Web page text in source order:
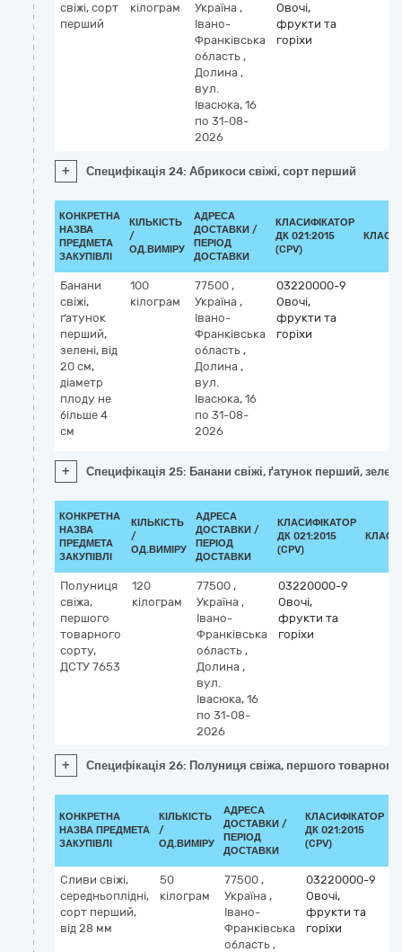
свіжі, сорт
перший
кілограм
Україна ,
Івано-
Франківська
область ,
Долина ,
вул.
Івасюка, 16
по 31-08-
2026
Овочі,
фрукти та
горіхи
+ Специфікація 24: Абрикоси свіжі, сорт перший
КОНКРЕТНА
НАЗВА
ПРЕДМЕТА
ЗАКУПІВЛІ
КІЛЬКІСТЬ
/
ОД.ВИМІРУ
АДРЕСА
ДОСТАВКИ /
ПЕРІОД
ДОСТАВКИ
КЛАСИФІКАТОР
ДК 021:2015
(CPV)
Банани
свіжі,
ґатунок
перший,
зелені, від
20 см,
діаметр
плоду не
більше 4
см
100
кілограм
77500 ,
Україна ,
Івано-
Франківська
область ,
Долина ,
вул.
Івасюка, 16
по 31-08-
2026
03220000-9
Овочі,
фрукти та
горіхи
+ Специфікація 25: Банани свіжі, ґатунок перший,
КОНКРЕТНА
НАЗВА
ПРЕДМЕТА
ЗАКУПІВЛІ
КІЛЬКІСТЬ
/
ОД.ВИМІРУ
АДРЕСА
ДОСТАВКИ /
ПЕРІОД
ДОСТАВКИ
КЛАСИФІКАТОР
ДК 021:2015
(CPV)
Полуниця
свіжа,
першого
товарного
сорту,
ДСТУ 7653
120
кілограм
77500 ,
Україна ,
Івано-
Франківська
область ,
Долина ,
вул.
Івасюка, 16
по 31-08-
2026
03220000-9
Овочі,
фрукти та
горіхи
+ Специфікація 26: Полуниця свіжа, першого
КОНКРЕТНА
НАЗВА ПРЕДМЕТА
ЗАКУПІВЛІ
КІЛЬКІСТЬ
/
ОД.ВИМІРУ
АДРЕСА
ДОСТАВКИ /
ПЕРІОД
ДОСТАВКИ
КЛАСИФІКАТОР
ДК 021:2015
(CPV)
Сливи свіжі,
середньоплідні,
сорт перший,
від 28 мм
50
кілограм
77500 ,
Україна ,
Івано-
Франківська
область ,
03220000-9
Овочі,
фрукти та
горіхи